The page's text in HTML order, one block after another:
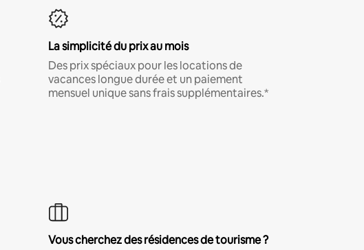
La simplicité du prix au mois
Des prix spéciaux pour les locations de
vacances longue durée et un paiement
mensuel unique sans frais supplémentaires.*
Vous cherchez des résidences de tourisme ?